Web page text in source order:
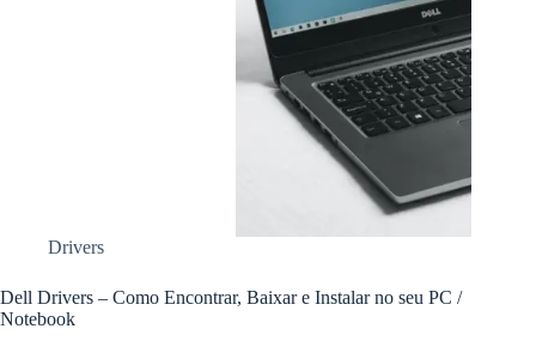
Drivers
Dell Drivers – Como Encontrar, Baixar e Instalar no seu PC /
Notebook